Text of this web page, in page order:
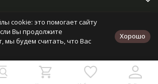
данных
cookie: это помогает сайту
Вы продолжите
мы будем считать, что Вас
Хорошо